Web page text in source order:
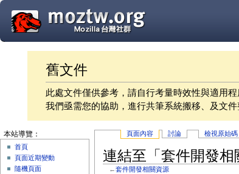
舊文件
此處文件僅供參考，請自行考量時效性與適用
我們亟需您的協助，進行共筆系統搬移、及文
頁面內容 討論 檢視原始碼
連結至「套件開發
←套件開發相關資源
本站導覽：
首頁
頁面近期變動
隨機頁面